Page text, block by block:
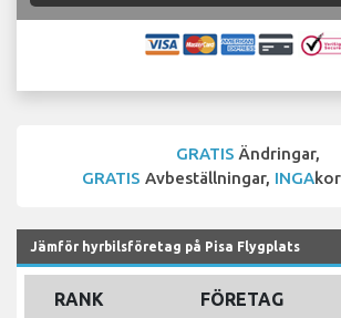
GRATIS Ändringar,
GRATIS Avbeställningar, INGA
Jämför hyrbilsföretag på Pisa Flygplats
RANK FÖRETAG